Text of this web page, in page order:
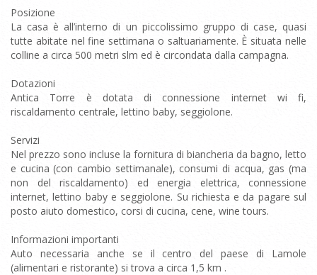
Posizione
La casa è all’interno di un piccolissimo gruppo di case, quasi
tutte abitate nel fine settimana o saltuariamente. È situata nelle
colline a circa 500 metri slm ed è circondata dalla campagna.
Dotazioni
Antica Torre è dotata di connessione internet wi fi,
riscaldamento centrale, lettino baby, seggiolone.
Servizi
Nel prezzo sono incluse la fornitura di biancheria da bagno, letto
e cucina (con cambio settimanale), consumi di acqua, gas (ma
non del riscaldamento) ed energia elettrica, connessione
internet, lettino baby e seggiolone. Su richiesta e da pagare sul
posto aiuto domestico, corsi di cucina, cene, wine tours.
Informazioni importanti
Auto necessaria anche se il centro del paese di Lamole
(alimentari e ristorante) si trova a circa 1,5 km .